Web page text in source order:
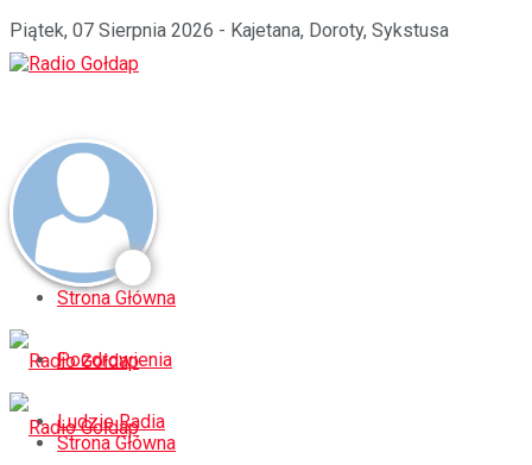
Piątek, 07 Sierpnia 2026 - Kajetana, Doroty, Sykstusa
Strona Główna
Pozdrowienia
Ludzie Radia
Strona Główna